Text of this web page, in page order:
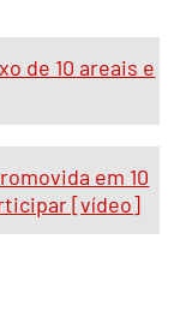
de 10 areais e
em 10
[vídeo]